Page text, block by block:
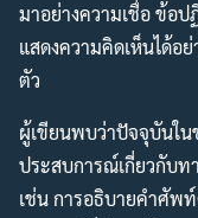
มาอย่างความเชื่อ ข้อ
แสดงความคิดเห็นได้อ
ตัว
ผู้เขียนพบว่าปัจจุบันใ
ประสบการณ์เกี่ยวกับท
เช่น การอธิบายคำศัพ